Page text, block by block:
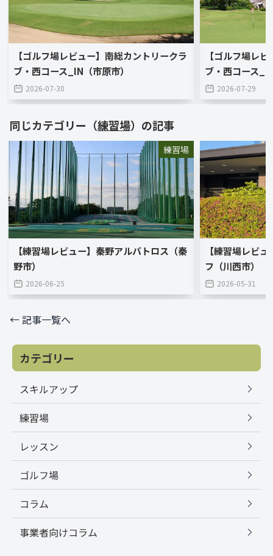
【ゴルフ場レビュー】南総カントリークラ
ブ・西コース_IN（市原市）
2026-07-30
【ゴルフ場レ
ブ・西コース
2026-07-29
同じカテゴリー（練習場）の記事
練習場
【練習場レビュー】秦野アルバトロス（秦
野市）
2026-06-25
【練習場レビ
フ（川西市）
2026-05-31
← 記事一覧へ
カテゴリー
スキルアップ
練習場
レッスン
ゴルフ場
コラム
事業者向けコラム